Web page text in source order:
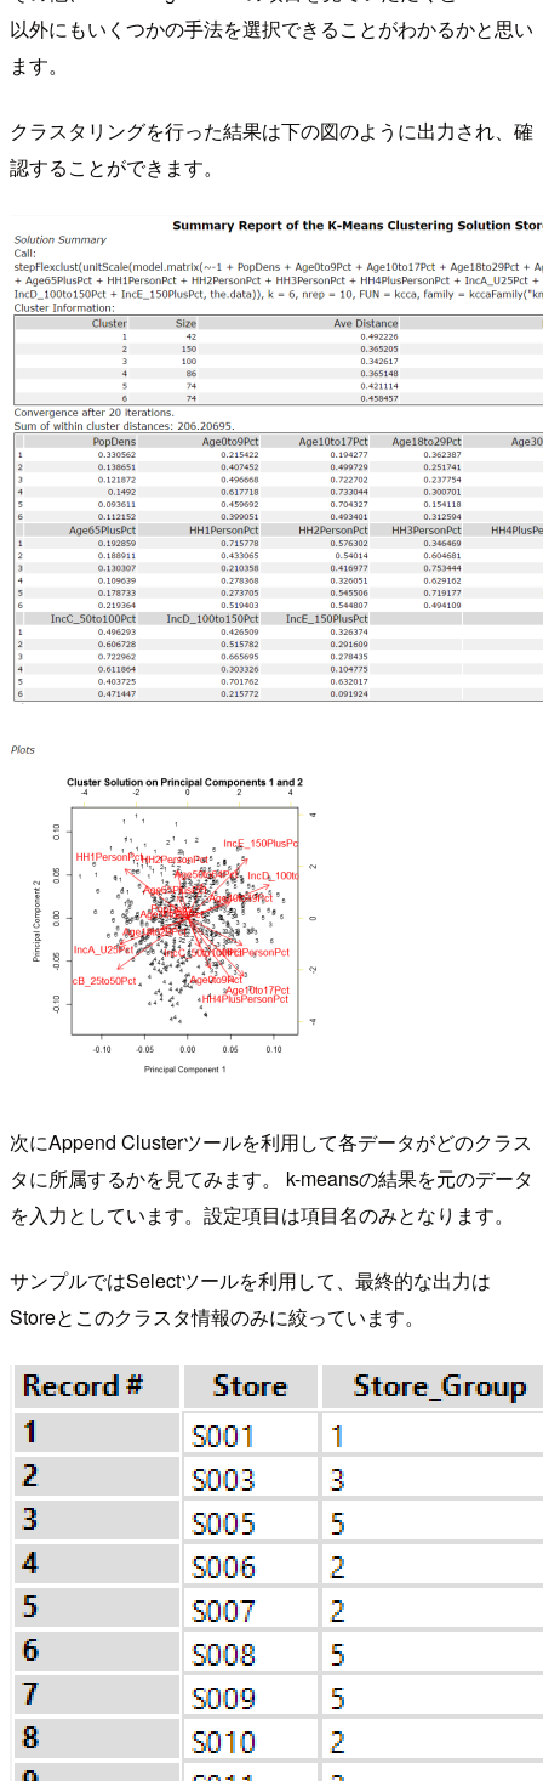
以外にもいくつかの手法を選択できることがわかるかと思い
ます。
クラスタリングを行った結果は下の図のように出力され、確
認することができます。
次にAppend Clusterツールを利用して各データがどのクラス
タに所属するかを見てみます。 k-meansの結果を元のデータ
を入力としています。設定項目は項目名のみとなります。
サンプルではSelectツールを利用して、最終的な出力は
Storeとこのクラスタ情報のみに絞っています。